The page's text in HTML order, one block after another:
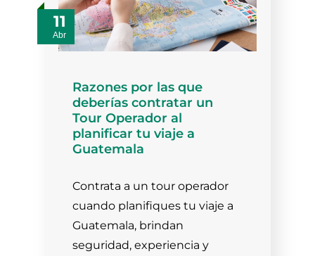
11
Abr
Razones por las que
deberías contratar un
Tour Operador al
planificar tu viaje a
Guatemala
Contrata a un tour operador
cuando planifiques tu viaje a
Guatemala, brindan
seguridad, experiencia y